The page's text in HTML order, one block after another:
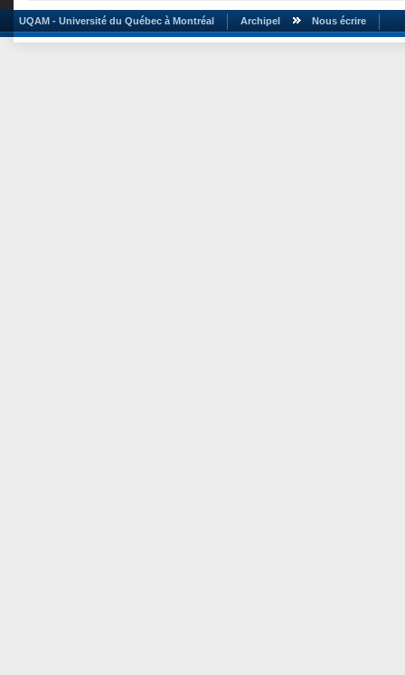
UQAM - Université du Québec à Montréal Archipel Nous écrire